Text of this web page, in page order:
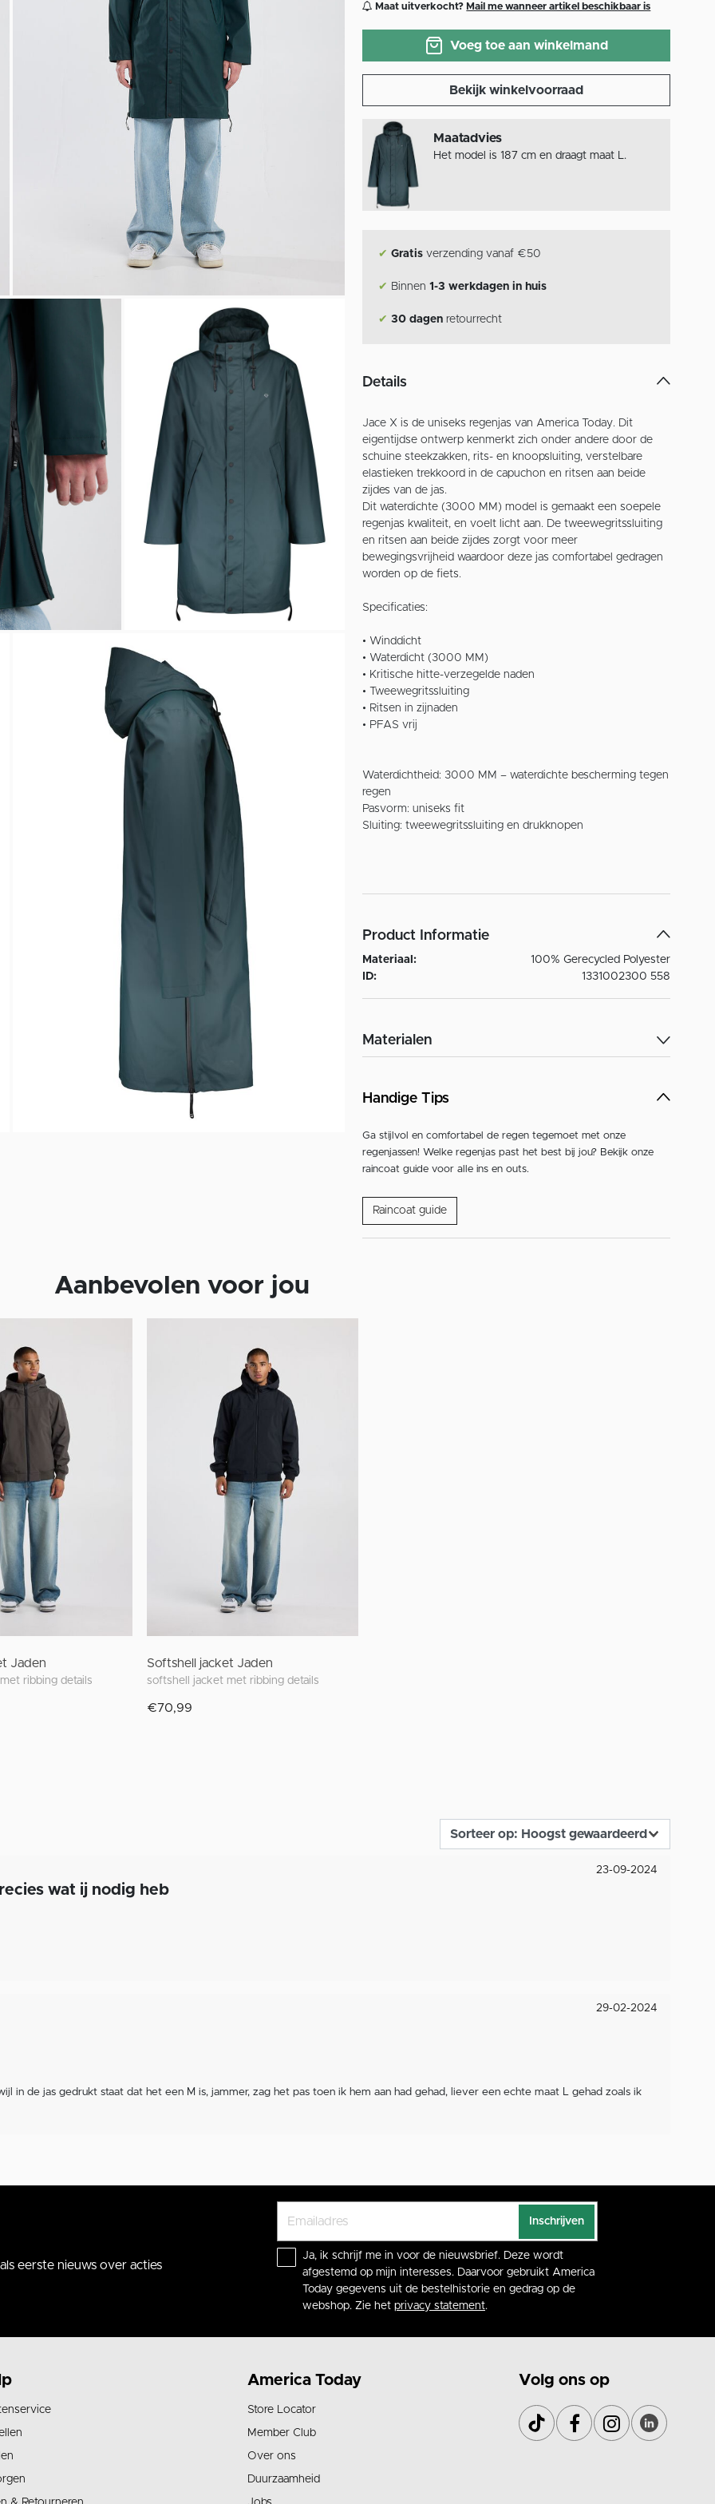
Maat uitverkocht? Mail me wanneer artikel beschikbaar is
Voeg toe aan winkelmand
Bekijk winkelvoorraad
Maatadvies
Het model is 187 cm en draagt maat L.
✔ Gratis verzending vanaf €50
✔ Binnen1-3 werkdagen in huis
✔ 30 dagen retourrecht
Details
Jace X is de uniseks regenjas van America Today. Dit
eigentijdse ontwerp kenmerkt zich onder andere door de
schuine steekzakken, rits- en knoopsluiting, verstelbare
elastieken trekkoord in de capuchon en ritsen aan beide
zijdes van de jas.
Dit waterdichte (3000 MM) model is gemaakt een soepele
regenjas kwaliteit, en voelt licht aan. De tweewegritssluiting
en ritsen aan beide zijdes zorgt voor meer
bewegingsvrijheid waardoor deze jas comfortabel gedragen
worden op de fiets.
Specificaties:
• Winddicht
• Waterdicht (3000 MM)
• Kritische hitte-verzegelde naden
• Tweewegritssluiting
• Ritsen in zijnaden
• PFAS vrij
Waterdichtheid: 3000 MM – waterdichte bescherming tegen
regen
Pasvorm: uniseks fit
Sluiting: tweewegritssluiting en drukknopen
Product Informatie
Materiaal:
100% Gerecycled Polyester
ID:
1331002300 558
Materialen
Handige Tips
Ga stijlvol en comfortabel de regen tegemoet met onze
regenjassen! Welke regenjas past het best bij jou? Bekijk onze
raincoat guide voor alle ins en outs.
Raincoat guide
Aanbevolen voor jou
Jaden
ribbing details
Softshell jacket Jaden
softshell jacket met ribbing details
€70,99
wat ij nodig heb
23-09-2024
in de jas gedrukt staat dat het een M is, jammer, zag het pas toen ik hem aan had gehad, liever een echte maat L gehad zoals ik
29-02-2024
eerste nieuws over acties
Inschrijven
Ja, ik schrijf me in voor de nieuwsbrief. Deze wordt
afgestemd op mijn interesses. Daarvoor gebruikt America
Today gegevens uit de bestelhistorie en gedrag op de
webshop. Zie het privacy statement.
America Today
Store Locator
Member Club
Over ons
Duurzaamheid
Volg ons op